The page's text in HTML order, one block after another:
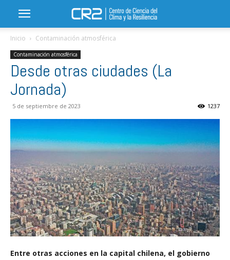
Inicio Contaminación atmosférica
Contaminación atmosférica
Desde otras ciudades (La
Jornada)
5 de septiembre de 2023 1237
Entre otras acciones en la capital chilena, el gobierno